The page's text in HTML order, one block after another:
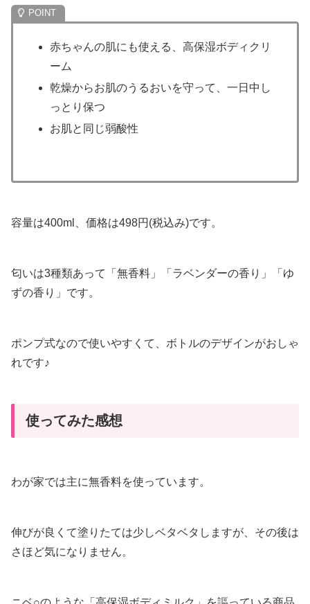
赤ちゃんの肌にも使える、高保湿ボディクリ
ーム
乾燥からお肌のうるおいを守って、一日中し
っとり保つ
お肌と同じ弱酸性
容量は400ml、価格は498円(税込み)です。
匂いは3種類あって「無香料」「ラベンダーの香り」「ゆ
ずの香り」です。
ポンプ式なので使いやすくて、ボトルのデザインがおしゃ
れです♪
使ってみた感想
わが家では主に無香料を使っています。
伸びが良くて塗りたては少しベタベタしますが、その後は
さほど気になりません。